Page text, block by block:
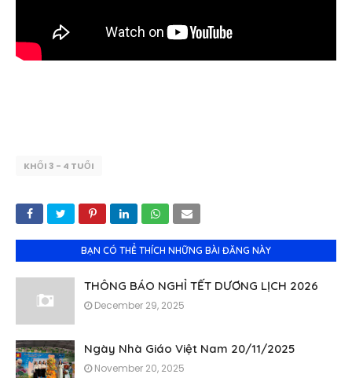
KHỐI 3 - 4 TUỔI
BẠN CÓ THỂ THÍCH NHỮNG BÀI ĐĂNG NÀY
THÔNG BÁO NGHỈ TẾT DƯƠNG LỊCH 2026
December 29, 2025
Ngày Nhà Giáo Việt Nam 20/11/2025
November 20, 2025